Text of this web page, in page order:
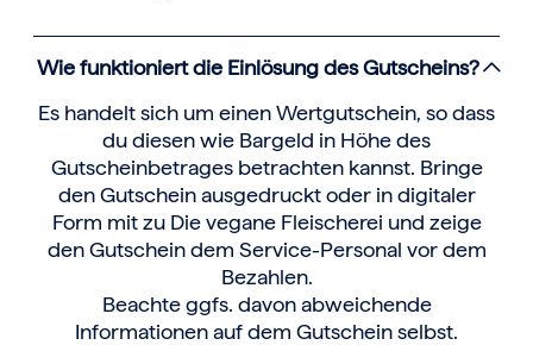
Wie funktioniert die Einlösung des Gutscheins?
Es handelt sich um einen Wertgutschein, so dass
du diesen wie Bargeld in Höhe des
Gutscheinbetrages betrachten kannst. Bringe
den Gutschein ausgedruckt oder in digitaler
Form mit zu Die vegane Fleischerei und zeige
den Gutschein dem Service-Personal vor dem
Bezahlen.
Beachte ggfs. davon abweichende
Informationen auf dem Gutschein selbst.